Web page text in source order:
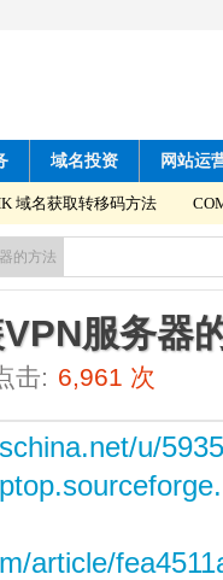
域名投资 网站运
域名获取转移码方法
的方法
服务器
击: 6,961 次
u/
article/